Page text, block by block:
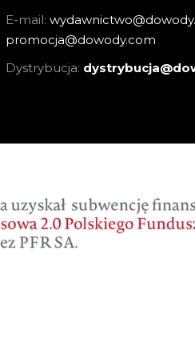
E-mail:
promocja@dowody.com
Dystrybucja: